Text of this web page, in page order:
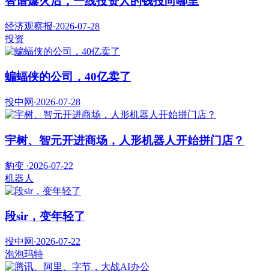
经济观察报·2026-07-28
投资
蝙蝠侠的公司，40亿卖了
投中网 ·2026-07-28
宇树、智元开进商场，人形机器人开始拼门店？
豹变 ·2026-07-22
机器人
段sir，变年轻了
投中网 ·2026-07-22
泡泡玛特